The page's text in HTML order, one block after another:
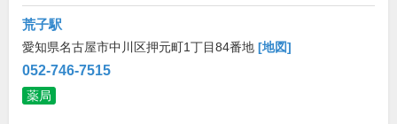
荒子駅
愛知県名古屋市中川区押元町1丁目84番地 [地図]
052-746-7515
薬局